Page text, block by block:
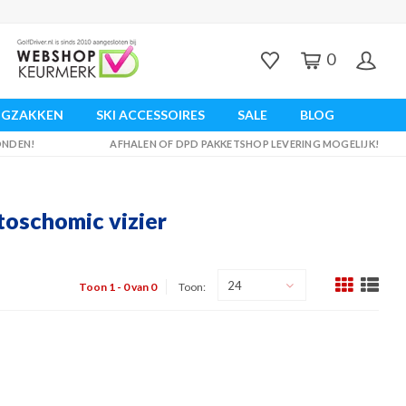
0
SKI ACCESSOIRES SALE BLOG
AFHALEN OF DPD PAKKETSHOP LEVERING MOGELIJK!
vizier
Toon 1 - 0 van 0 Toon: 24